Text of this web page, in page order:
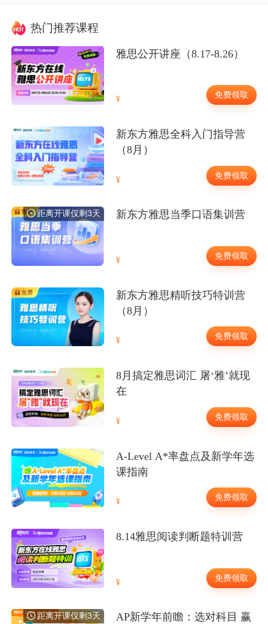
热门推荐课程
雅思公开讲座（8.17-8.26）
免费领取
新东方雅思全科入门指导营
（8月）
免费领取
距离开课仅剩3天 新东方雅思当季口语集训营
免费领取
新东方雅思精听技巧特训营
（8月）
免费领取
8月搞定雅思词汇 屠‘雅’就现
在
免费领取
A-Level A*率盘点及新学年选
课指南
免费领取
8.14雅思阅读判断题特训营
免费领取
距离开课仅剩3天
AP新学年前瞻：选对科目 赢